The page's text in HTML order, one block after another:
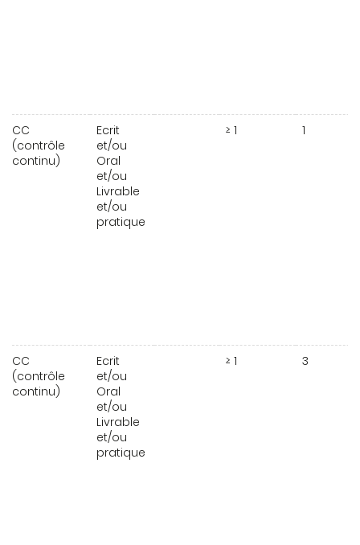
CC
(contrôle
continu)
Ecrit
et/ou
Oral
et/ou
Livrable
et/ou
pratique
≥ 1 1
CC
(contrôle
continu)
Ecrit
et/ou
Oral
et/ou
Livrable
et/ou
pratique
≥ 1 3